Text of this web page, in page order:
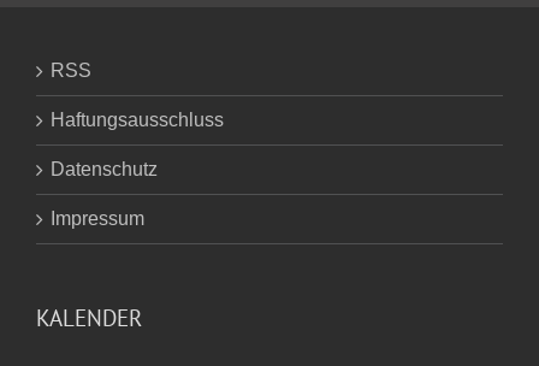
RSS
Haftungsausschluss
Datenschutz
Impressum
KALENDER